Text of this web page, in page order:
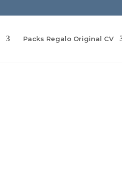
Packs Regalo Original CV